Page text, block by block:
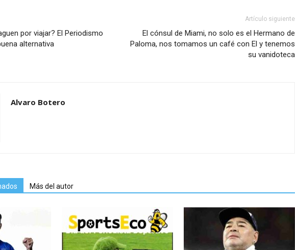
por viajar? El Periodismo
alternativa
Artículo siguiente
El cónsul de Miami, no solo es el Hermano de
Paloma, nos tomamos un café con El y tenemos
su vanidoteca
Alvaro Botero
Más del autor